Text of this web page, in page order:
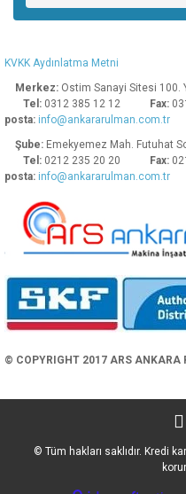
Ürün bilgilerinde hatalar
Ürün fiyatı diğer
Bu ürüne benzer farklı
KVKK Aydınlatma Metni
Merkez: Ostim Sanayi
Tel: 0312 385 12 12 Fax:
posta: info@ankararulman.com.tr
Şube: Emekyemez Mah.
Tel: 0212 235 20 20 Fax:
posta: info@ankararulman.com.tr
© COPYRIGHT 2017 ARS
© Tüm hakları saklıdır. Kredi